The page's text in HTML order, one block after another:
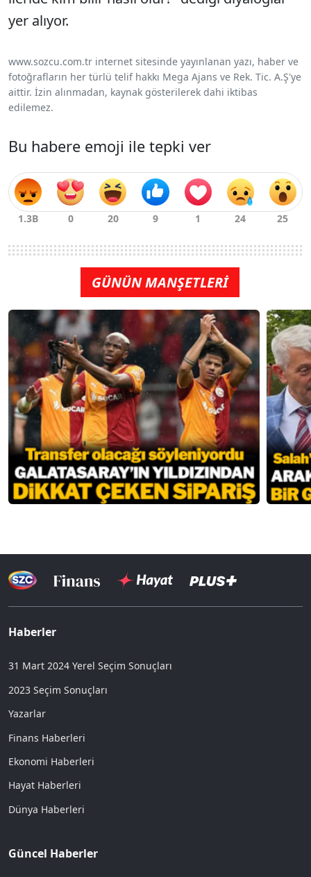
yer alıyor.
www.sozcu.com.tr internet sitesinde yayınlanan yazı, haber ve
fotoğrafların her türlü telif hakkı Mega Ajans ve Rek. Tic. A.Ş'ye
aittir. İzin alınmadan, kaynak gösterilerek dahi iktibas
edilemez.
Bu habere emoji ile tepki ver
GÜNÜN MANŞETLERİ
Haberler
31 Mart 2024 Yerel Seçim Sonuçları
2023 Seçim Sonuçları
Yazarlar
Finans Haberleri
Ekonomi Haberleri
Hayat Haberleri
Dünya Haberleri
Güncel Haberler